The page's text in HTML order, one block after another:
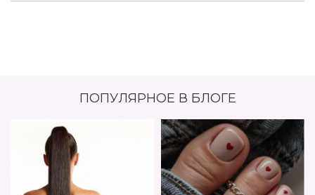
ПОПУЛЯРНОЕ В БЛОГЕ